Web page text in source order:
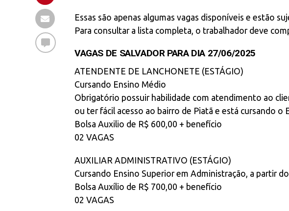
Essas são apenas algumas vagas disponíveis e estão
Para consultar a lista completa, o trabalhador deve
VAGAS DE SALVADOR PARA DIA 27/06/2025
ATENDENTE DE LANCHONETE (ESTÁGIO)
Cursando Ensino Médio
Obrigatório possuir habilidade com atendimento ao
ou ter fácil acesso ao bairro de Piatã e está cursando
Bolsa Auxilio de R$ 600,00 + benefício
02 VAGAS
AUXILIAR ADMINISTRATIVO (ESTÁGIO)
Cursando Ensino Superior em Administração, a partir
Bolsa Auxílio de R$ 700,00 + benefício
02 VAGAS